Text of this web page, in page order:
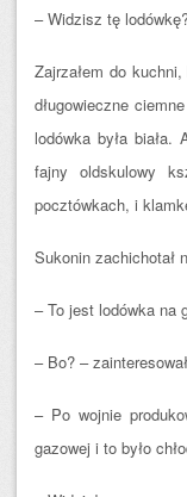
– Widzisz tę
Zajrzałem do
długowieczne
lodówka była biała.
fajny oldskulowy
pocztówkach, i
Sukonin zachichotał
– To jest lodówka na
– Bo? –
– Po wojnie
gazowej i to było